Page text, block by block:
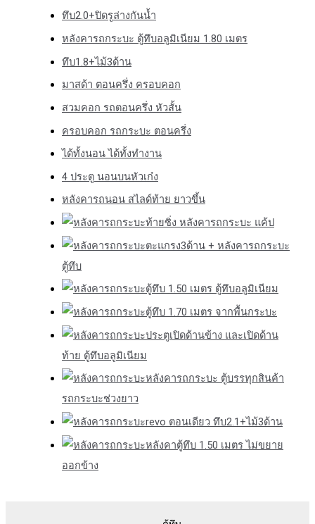
ทึบ2.0+ปิดรูล่างกันน้ำ
หลังคารถกระบะ ตู้ทึบอลูมิเนียม 1.80 เมตร
ทึบ1.8+ไม้3ด้าน
มาสด้า ตอนครึ่ง ครอบคอก
สวมคอก รถตอนครึ่ง หัวสั้น
ครอบคอก รถกระบะ ตอนครึ่ง
ได้ทั้งนอน ได้ทั้งทำงาน
4 ประตู นอนบนหัวเก๋ง
หลังคารถนอน สไลด์ท้าย ยาวขึ้น
ท้ายซิ่ง หลังคารถกระบะ แค้ป
ตะแกรง3ด้าน + หลังคารถกระบะ
ตู้ทึบ
ตู้ทึบ 1.50 เมตร ตู้ทึบอลูมิเนียม
ตู้ทึบ 1.70 เมตร จากพื้นกระบะ
ประตูเปิดด้านข้าง และเปิดด้าน
ท้าย ตู้ทึบอลูมิเนียม
หลังคารถกระบะ ตู้บรรทุกสินค้า
รถกระบะช่วงยาว
revo ตอนเดียว ทึบ2.1+ไม้3ด้าน
หลังคาตู้ทึบ 1.50 เมตร ไม่ขยาย
ออกข้าง